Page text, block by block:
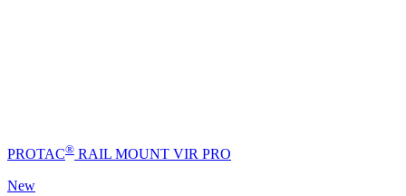
PROTAC® RAIL MOUNT VIR PRO
New